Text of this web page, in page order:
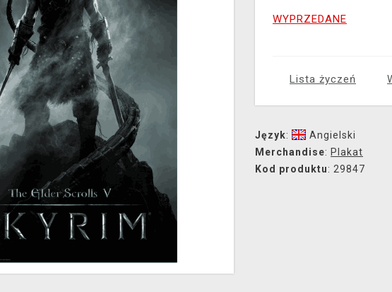
WYPRZEDANE
Lista życzeń
Język:
Angielski
Merchandise: Plakat
Kod produktu: 29847